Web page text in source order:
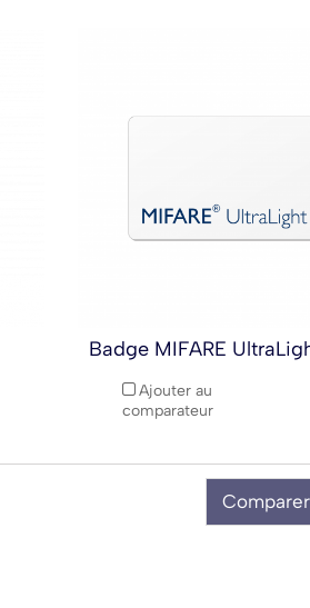
Badge MIFARE
Ajouter au
comparateur